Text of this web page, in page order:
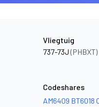
Vliegtuig
737-73J(PHBXT)
Codeshares
AM6409 BT6018